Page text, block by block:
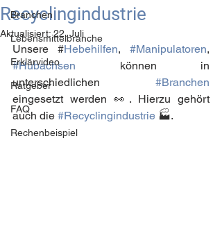
Branchen
Lebensmittelbranche
Erklärvideo
Ratgeber
FAQ
Rechenbeispiel
Recyclingindustrie
Aktualisiert:22. Juli
Unsere #Hebehilfen, #Manipulatoren
#Hubachsen können in
unterschiedlichen #Branchen
eingesetzt werden 👀. Hierzu gehört
auch die #Recyclingindustrie 🏭.